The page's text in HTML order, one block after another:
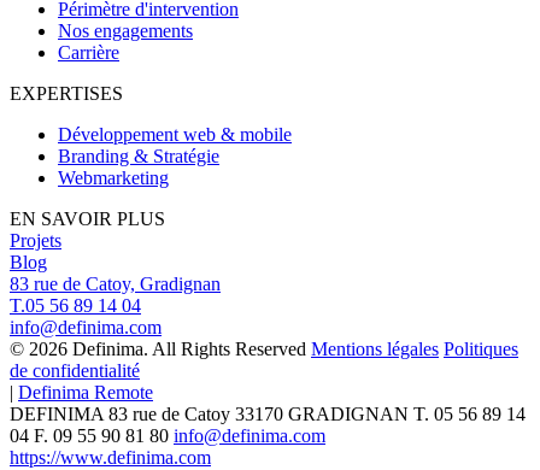
Périmètre d'intervention
Nos engagements
Carrière
EXPERTISES
Développement web & mobile
Branding & Stratégie
Webmarketing
EN SAVOIR PLUS
Projets
Blog
83 rue de Catoy, Gradignan
T.05 56 89 14 04
info@definima.com
© 2026 Definima. All Rights Reserved Mentions légales Politiques
de confidentialité
| Definima Remote
DEFINIMA 83 rue de Catoy 33170 GRADIGNAN T. 05 56 89 14
04 F. 09 55 90 81 80 info@definima.com
https://www.definima.com